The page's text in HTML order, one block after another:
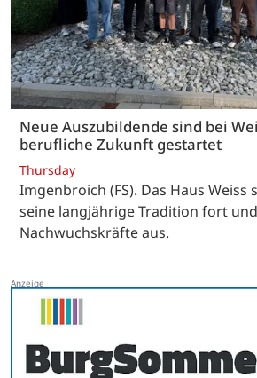
Neue Auszubildende sind bei
berufliche Zukunft gestartet
Thursday
Imgenbroich (FS). Das Haus Weiss
seine langjährige Tradition fort
Nachwuchskräfte aus.